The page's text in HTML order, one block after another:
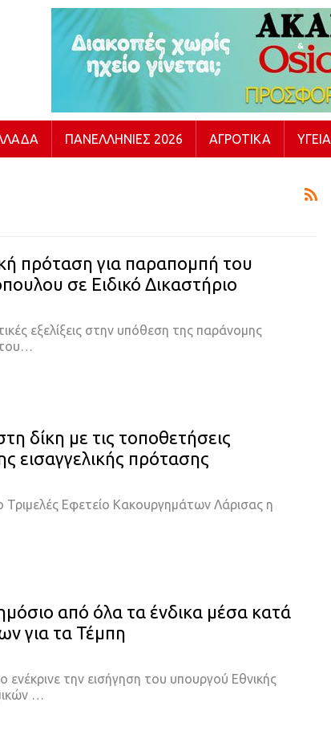
ΠΑΝΕΛΛΉΝΙΕΣ 2026 ΑΓΡΟΤΙΚΆ ΥΓΕΊΑ
πρόταση για παραπομπή του
σε Ειδικό Δικαστήριο
εξελίξεις στην υπόθεση της παράνομης
δίκη με τις τοποθετήσεις
εισαγγελικής πρότασης
Τριμελές Εφετείο Κακουργημάτων Λάρισας η
από όλα τα ένδικα μέσα κατά
για τα Τέμπη
ενέκρινε την εισήγηση του υπουργού Εθνικής
…